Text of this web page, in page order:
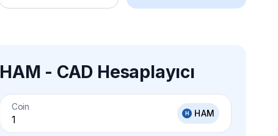
HAM - CAD Hesaplayıcı
Coin
HAM